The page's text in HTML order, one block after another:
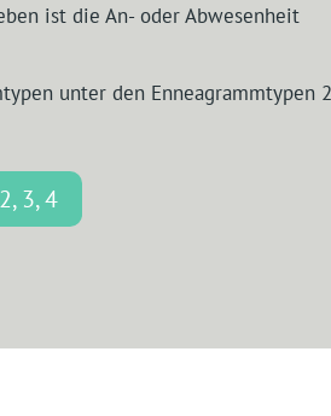
ist die An- oder Abwesenheit
unter den Enneagrammtypen
3, 4